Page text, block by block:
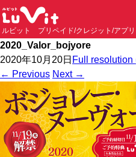
ルビット プリペイド/クレジット/アプリ
2020_Valor_bojyore
2020年10月20日 Full resolution
← Previous Next →